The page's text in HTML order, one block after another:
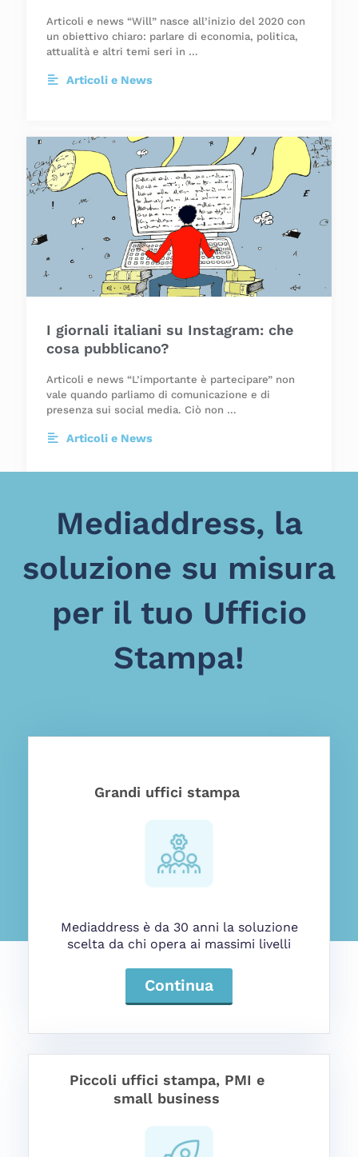
Articoli e news “Will” nasce all’inizio del 2020 con
un obiettivo chiaro: parlare di economia, politica,
attualità e altri temi seri in …
Articoli e News
I giornali italiani su Instagram: che
cosa pubblicano?
Articoli e news “L’importante è partecipare” non
vale quando parliamo di comunicazione e di
presenza sui social media. Ciò non …
Articoli e News
1 … 10 11 12 13
14 15 »
Mediaddress, la
soluzione su misura
per il tuo Ufficio
Stampa!
Grandi uffici stampa
Mediaddress è da 30 anni la soluzione
scelta da chi opera ai massimi livelli
Continua
Piccoli uffici stampa, PMI e
small business